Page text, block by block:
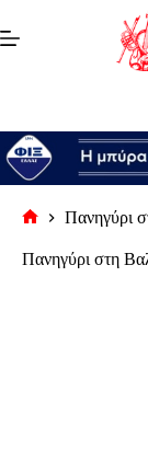
στο
περιεχόμενο
σελίδα
Πανηγύρι
Πανηγύρι στη